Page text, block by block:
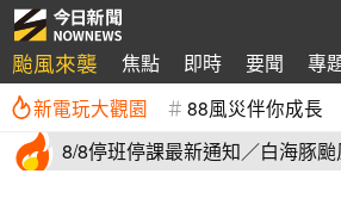
颱風來襲 焦點 即時 要聞 專
新電玩大觀園 88風災伴你成長
8/8停班停課最新通知／白海豚